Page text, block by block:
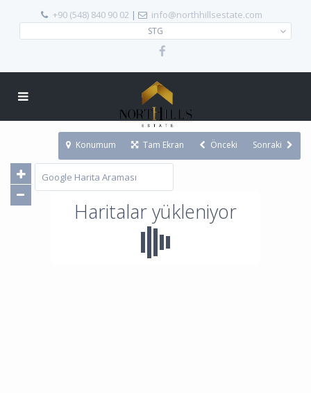
+90 (548) 840 90 02 | info@northhillsestate.com
STG
Haritalar yükleniyor
Konumum Tam Ekran Önceki Sonraki